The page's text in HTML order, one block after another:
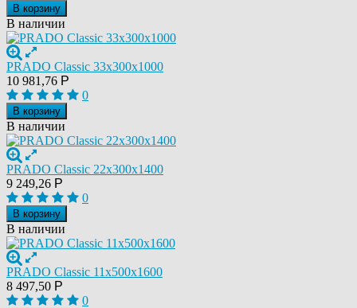
В корзину
В наличии
PRADO Classic 33х300х1000
10 981,76 Р
0
В корзину
В наличии
PRADO Classic 22х300х1400
9 249,26 Р
0
В корзину
В наличии
PRADO Classic 11х500х1600
8 497,50 Р
0